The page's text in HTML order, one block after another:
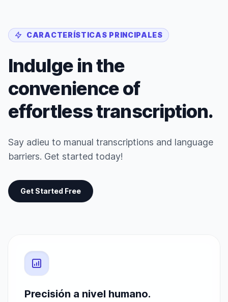
CARACTERÍSTICAS PRINCIPALES
Indulge in the
convenience of
effortless transcription.
Say adieu to manual transcriptions and language
barriers. Get started today!
Get Started Free
Precisión a nivel humano.